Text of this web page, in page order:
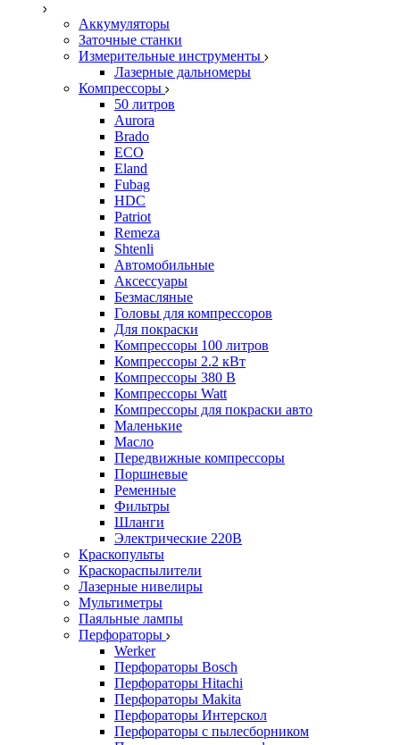
Аккумуляторы
Заточные станки
Измерительные инструменты
Лазерные дальномеры
Компрессоры
50 литров
Aurora
Brado
ECO
Eland
Fubag
HDC
Patriot
Remeza
Shtenli
Автомобильные
Аксессуары
Безмасляные
Головы для компрессоров
Для покраски
Компрессоры 100 литров
Компрессоры 2.2 кВт
Компрессоры 380 В
Компрессоры Watt
Компрессоры для покраски авто
Маленькие
Масло
Передвижные компрессоры
Поршневые
Ременные
Фильтры
Шланги
Электрические 220В
Краскопульты
Краскораспылители
Лазерные нивелиры
Мультиметры
Паяльные лампы
Перфораторы
Werker
Перфораторы Bosch
Перфораторы Hitachi
Перфораторы Makita
Перфораторы Интерскол
Перфораторы с пылесборником